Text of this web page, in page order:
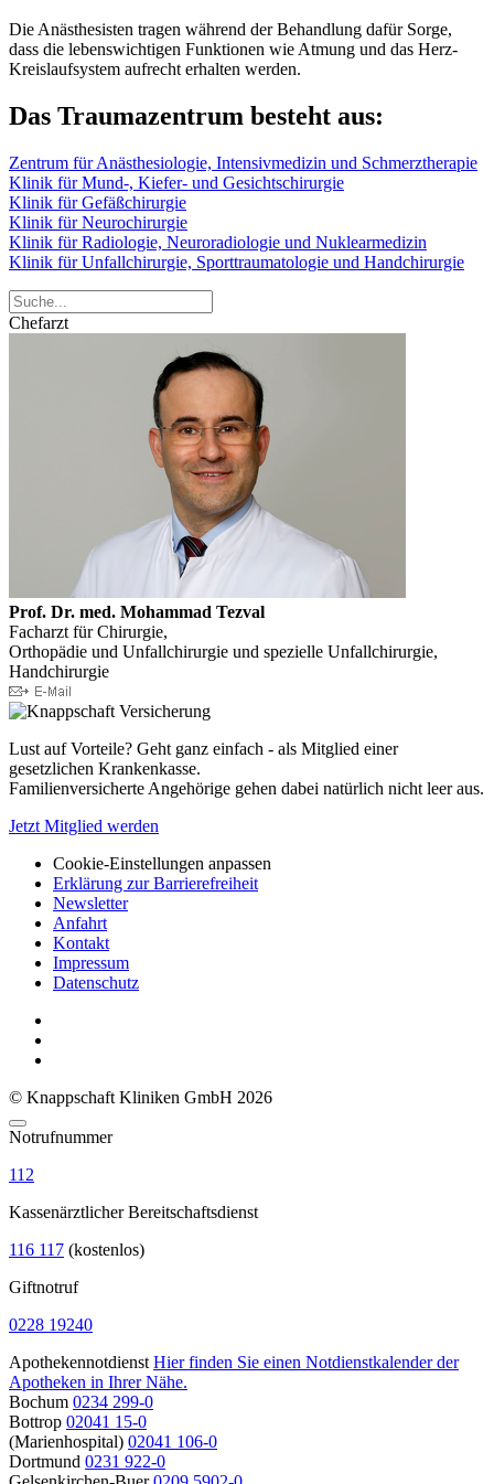
Die Anästhesisten tragen während der Behandlung dafür Sorge,
dass die lebenswichtigen Funktionen wie Atmung und das Herz-
Kreislaufsystem aufrecht erhalten werden.
Das Traumazentrum besteht aus:
Zentrum für Anästhesiologie, Intensivmedizin und Schmerztherapie
Klinik für Mund-, Kiefer- und Gesichtschirurgie
Klinik für Gefäßchirurgie
Klinik für Neurochirurgie
Klinik für Radiologie, Neuroradiologie und Nuklearmedizin
Klinik für Unfallchirurgie, Sporttraumatologie und Handchirurgie
Chefarzt
Prof. Dr. med. Mohammad Tezval
Facharzt für Chirurgie,
Orthopädie und Unfallchirurgie und spezielle Unfallchirurgie,
Handchirurgie
Lust auf Vorteile? Geht ganz einfach - als Mitglied einer
gesetzlichen Krankenkasse.
Familienversicherte Angehörige gehen dabei natürlich nicht leer aus.
Jetzt Mitglied werden
Cookie-Einstellungen anpassen
Erklärung zur Barrierefreiheit
Newsletter
Anfahrt
Kontakt
Impressum
Datenschutz
© Knappschaft Kliniken GmbH 2026
Notrufnummer
112
Kassenärztlicher Bereitschaftsdienst
116 117 (kostenlos)
Giftnotruf
0228 19240
Apothekennotdienst Hier finden Sie einen Notdienstkalender der
Apotheken in Ihrer Nähe.
Bochum 0234 299-0
Bottrop 02041 15-0
(Marienhospital) 02041 106-0
Dortmund 0231 922-0